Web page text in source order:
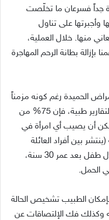
جداً فسرعان ما تخلّصت
وأجبرتها على تناول
منها. خلال العملية،
بطانة الرحم المهاجرة
الحميدة رغم كونه مزمناً
وفقاً لتقارير طبية، فإن 75% من
سن 15 ــ 45 سنة، ويمكن أن يصيب أي امرأة في
(ينتشر بين أفراد العائلة
، ويزداد لدى النساء اللواتي ينجبن أول طفل بعد عمر 30 سنة،
الحمل.
الطبيب تشخيص الحالة
وكذلك فك الإلتصاقات عن